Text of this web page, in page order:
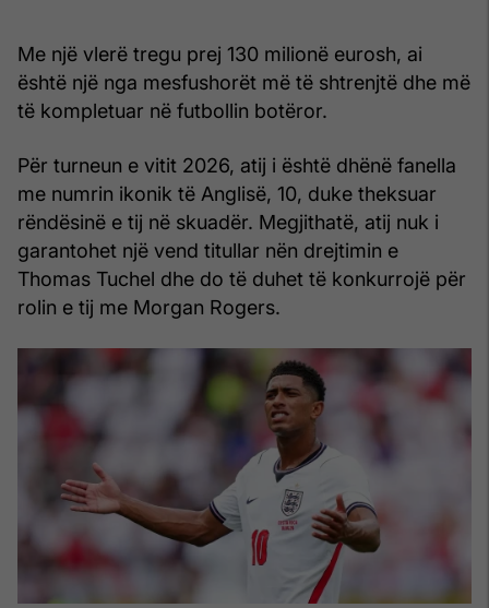
Me një vlerë tregu prej 130 milionë eurosh, ai
është një nga mesfushorët më të shtrenjtë dhe më
të kompletuar në futbollin botëror.
Për turneun e vitit 2026, atij i është dhënë fanella
me numrin ikonik të Anglisë, 10, duke theksuar
rëndësinë e tij në skuadër. Megjithatë, atij nuk i
garantohet një vend titullar nën drejtimin e
Thomas Tuchel dhe do të duhet të konkurrojë për
rolin e tij me Morgan Rogers.